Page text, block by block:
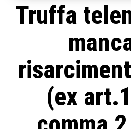
Truffa
(ex